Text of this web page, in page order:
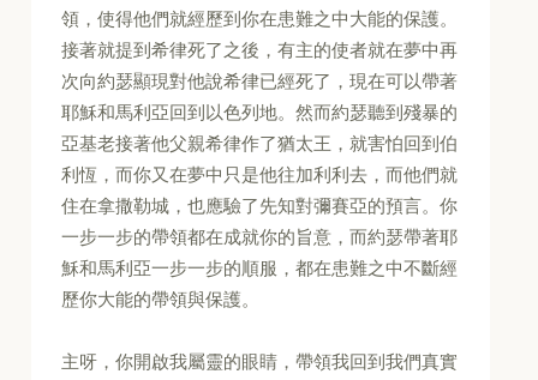
領，使得他們就經歷到你在患難之中大能的保護。
接著就提到希律死了之後，有主的使者就在夢中再
次向約瑟顯現對他說希律已經死了，現在可以帶著
耶穌和馬利亞回到以色列地。然而約瑟聽到殘暴的
亞基老接著他父親希律作了猶太王，就害怕回到伯
利恆，而你又在夢中只是他往加利利去，而他們就
住在拿撒勒城，也應驗了先知對彌賽亞的預言。你
一步一步的帶領都在成就你的旨意，而約瑟帶著耶
穌和馬利亞一步一步的順服，都在患難之中不斷經
歷你大能的帶領與保護。
主呀，你開啟我屬靈的眼睛，帶領我回到我們真實